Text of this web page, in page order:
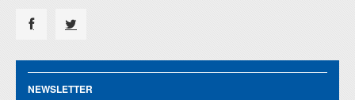
NEWSLETTER